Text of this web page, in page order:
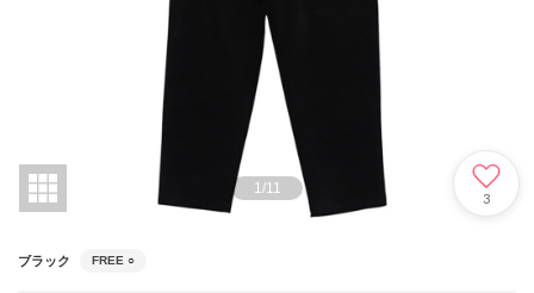
1/11
3
ブラック FREE ○